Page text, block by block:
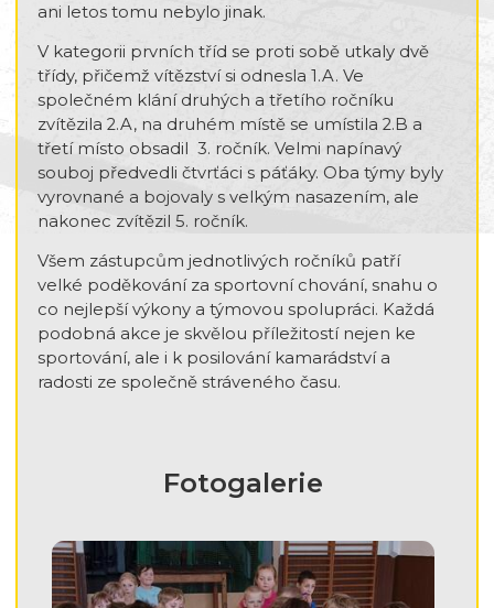
ani letos tomu nebylo jinak.
V kategorii prvních tříd se proti sobě utkaly dvě
třídy, přičemž vítězství si odnesla 1.A. Ve
společném klání druhých a třetího ročníku
zvítězila 2.A, na druhém místě se umístila 2.B a
třetí místo obsadil 3. ročník. Velmi napínavý
souboj předvedli čtvrťáci s páťáky. Oba týmy byly
vyrovnané a bojovaly s velkým nasazením, ale
nakonec zvítězil 5. ročník.
Všem zástupcům jednotlivých ročníků patří
velké poděkování za sportovní chování, snahu o
co nejlepší výkony a týmovou spolupráci. Každá
podobná akce je skvělou příležitostí nejen ke
sportování, ale i k posilování kamarádství a
radosti ze společně stráveného času.
Fotogalerie